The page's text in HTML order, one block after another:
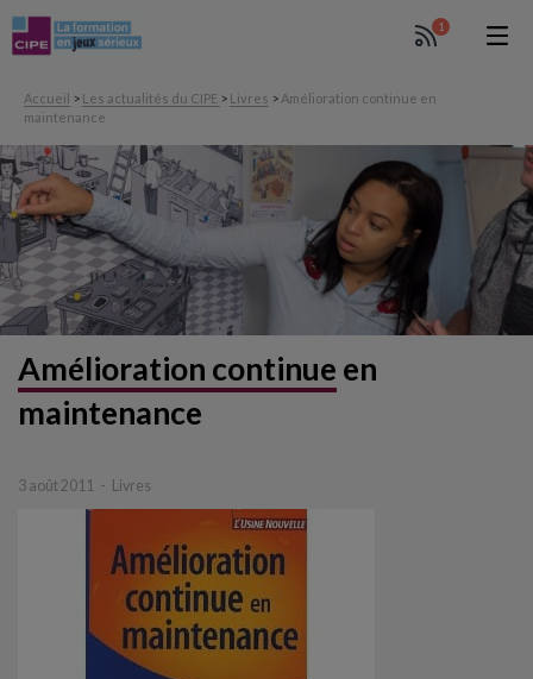
1
Accueil > Les actualités du CIPE > Livres > Amélioration continue en
maintenance
Amélioration continue en
maintenance
3 août 2011 Livres